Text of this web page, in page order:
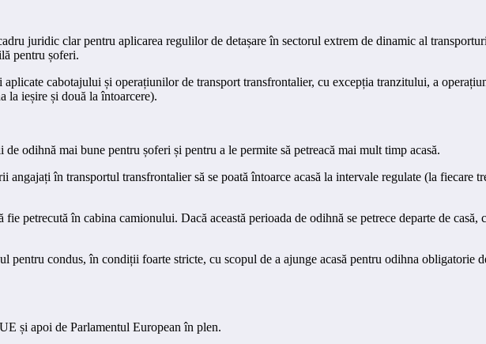
juridic clar pentru aplicarea regulilor de detașare în sectorul extrem de dinamic al
pentru șoferi.
aplicate cabotajului și operațiunilor de transport transfrontalier, cu excepția tranzitului, a
la ieșire și două la întoarcere).
odihnă mai bune pentru șoferi și pentru a le permite să petreacă mai mult timp acasă.
în transportul transfrontalier să se poată întoarce acasă la intervale regulate (la fiecare
petrecută în cabina camionului. Dacă această perioada de odihnă se petrece departe de
pentru condus, în condiții foarte stricte, cu scopul de a ajunge acasă pentru odihna obligatorie
și apoi de Parlamentul European în plen.